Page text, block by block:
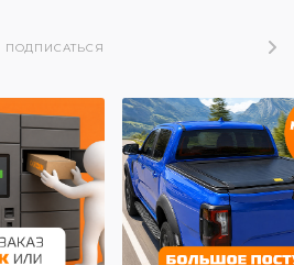
ПОДПИСАТЬСЯ